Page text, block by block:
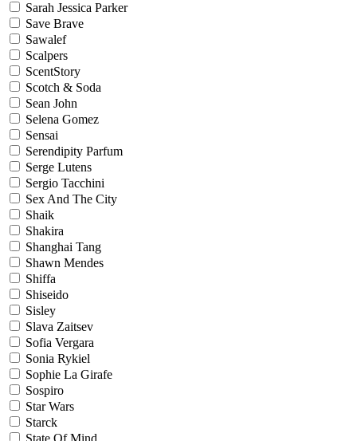
Sarah Jessica Parker
Save Brave
Sawalef
Scalpers
ScentStory
Scotch & Soda
Sean John
Selena Gomez
Sensai
Serendipity Parfum
Serge Lutens
Sergio Tacchini
Sex And The City
Shaik
Shakira
Shanghai Tang
Shawn Mendes
Shiffa
Shiseido
Sisley
Slava Zaitsev
Sofia Vergara
Sonia Rykiel
Sophie La Girafe
Sospiro
Star Wars
Starck
State Of Mind